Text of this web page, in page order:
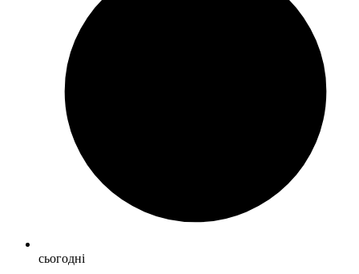
сьогодні